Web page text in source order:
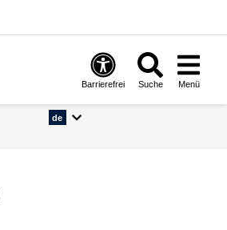
Barrierefrei Suche Menü
de